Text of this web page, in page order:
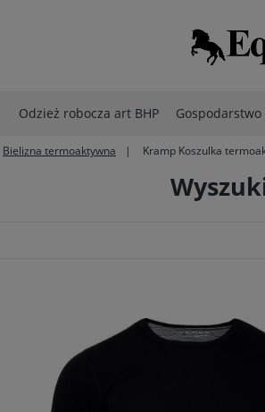
Odzież robocza art BHP
Bielizna termoaktywna Kramp Koszulka